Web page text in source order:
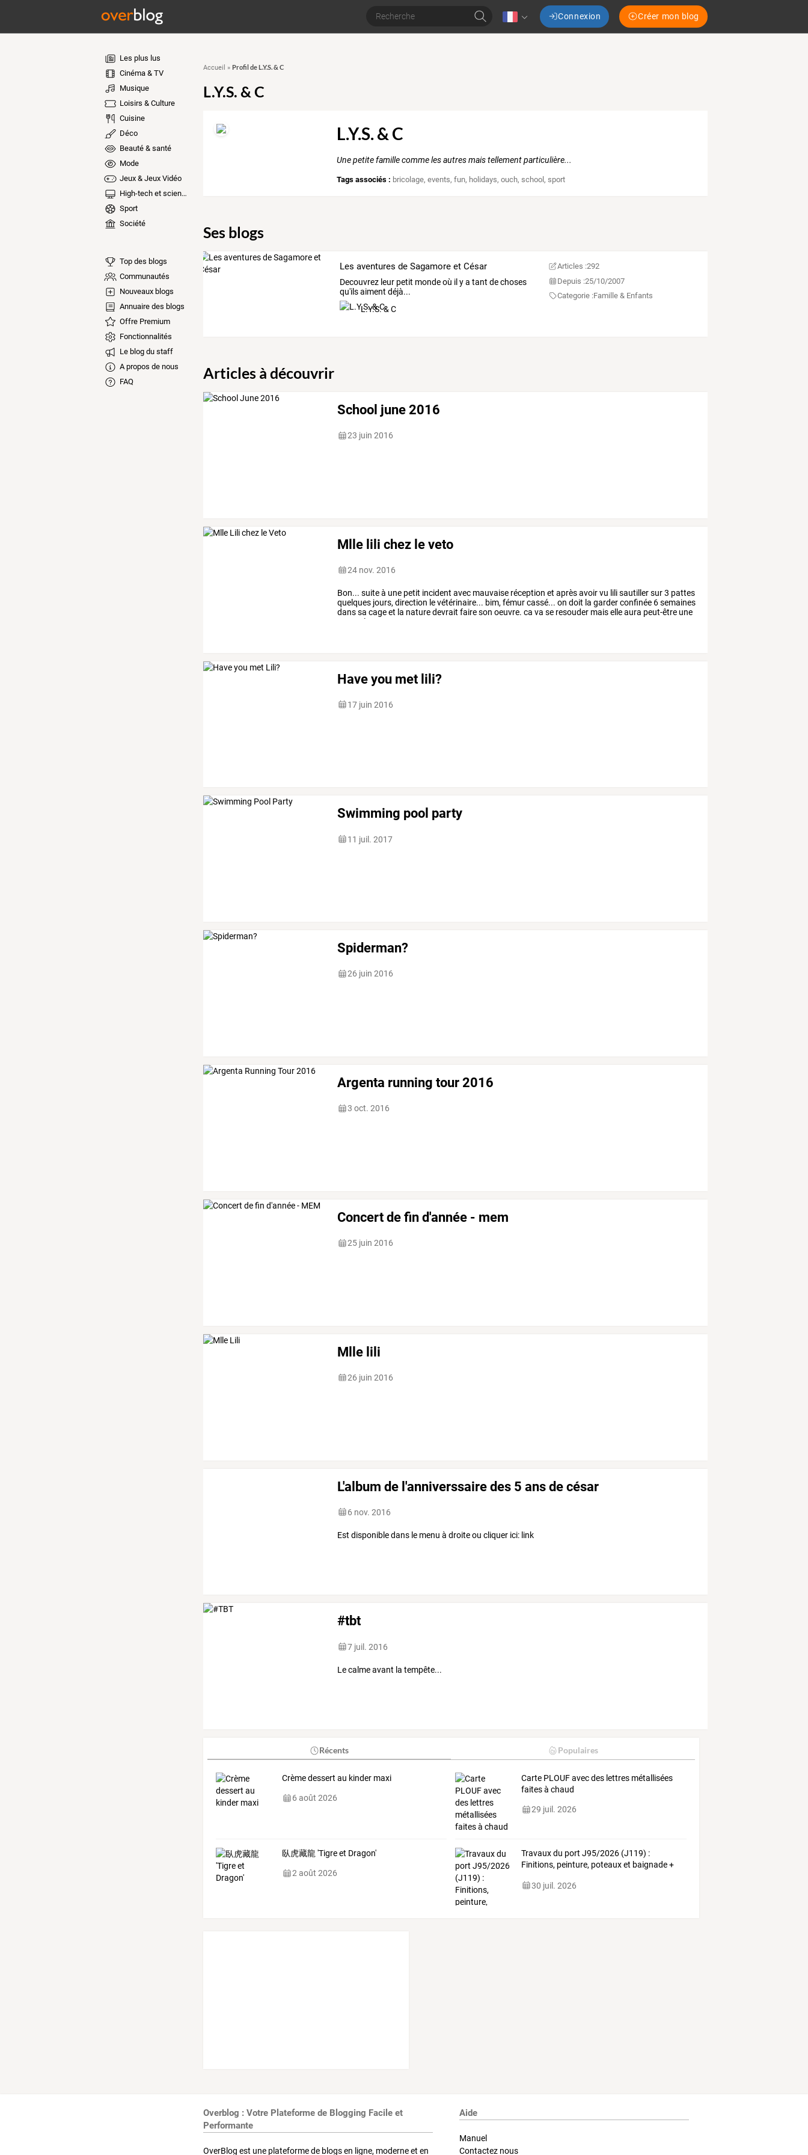
Connexion Créer mon blog
Les plus lus
Cinéma & TV
Musique
Loisirs & Culture
Cuisine
Déco
Beauté & santé
Mode
Jeux & Jeux Vidéo
High-tech et sciences
Sport
Société
Top des blogs
Communautés
Nouveaux blogs
Annuaire des blogs
Offre Premium
Fonctionnalités
Le blog du staff
A propos de nous
FAQ
Accueil » Profil de L.Y.S. & C
L.Y.S. & C
L.Y.S. & C
Une petite famille comme les autres mais tellement particulière...
Tags associés : bricolage,events,fun, holidays,ouch,school,sport
Ses blogs
Les aventures de Sagamore et César
Decouvrez leur petit monde où il y a tant de choses
qu'ils aiment déjà...
L.Y.S. & C
Articles :292
Depuis :25/10/2007
Categorie :Famille & Enfants
Articles à découvrir
School june 2016
23 juin 2016
Mlle lili chez le veto
24 nov. 2016
Bon... suiteà une petit incident avec mauvaise réception et aprèsavoirvu lilisautillersur3 pattes
quelques jours, direction levétérinaire... bim, fémurcassé... on doit la garderconfinée 6semaines
danssa cageet la naturedevrait faireson oeuvre. ca va se resouder maiselleaura peut-être une
plus
Have you met lili?
17 juin 2016
Swimming pool party
11 juil. 2017
Spiderman?
26 juin 2016
Argenta running tour 2016
3 oct. 2016
Concert de fin d'année - mem
25 juin 2016
Mlle lili
26 juin 2016
L'album de l'anniverssaire des 5 ans de césar
6 nov. 2016
Est disponible dans le menu à droite ou cliquer ici: link
#tbt
7 juil. 2016
Le calme avant la tempête...
Récents Populaires
Crème dessert au kinder maxi
6 août 2026
Carte PLOUF avec des lettres métallisées
faites à chaud
29 juil. 2026
臥虎藏龍 'Tigre et Dragon'
2 août 2026
Travauxdu port J95/2026 (J119) :
Finitions, peinture, poteauxet baignade+
30 juil. 2026
Overblog : Votre Plateforme de Blogging Facile et
Performante
OverBlog est une plateforme de blogs en ligne, moderne et en
Aide
Manuel
Contactez nous